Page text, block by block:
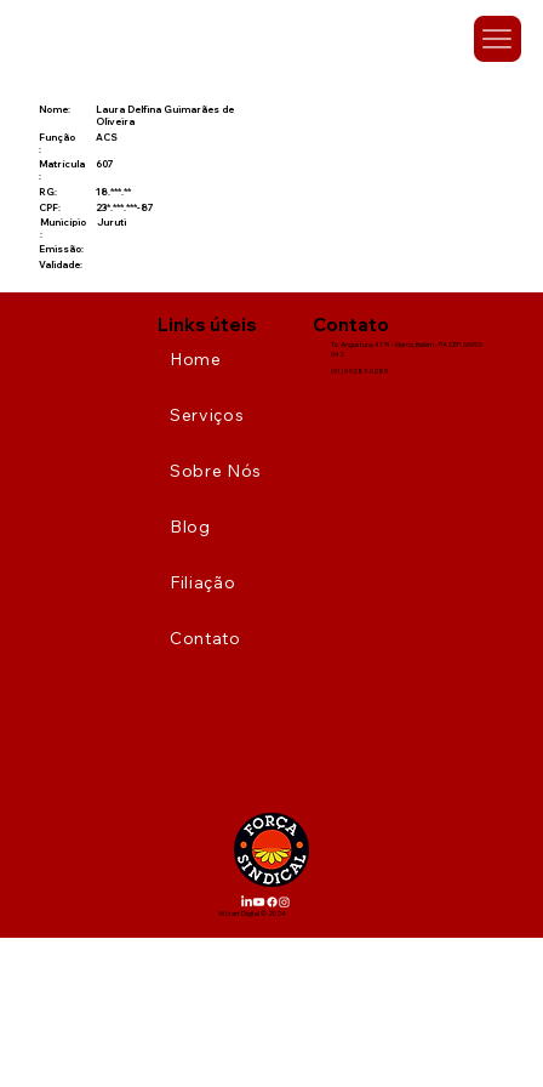
Nome:
Laura Delfina Guimarães de
Oliveira
Função
:
ACS
Matrícula
:
607
RG:
18.***.**
CPF:
23*.***.***-87
Município
:
Juruti
Emissão:
Validade:
Links úteis
Home
Serviços
Sobre Nós
Blog
Filiação
Contato
Contato
Tv. Angustura, 4174 - Marco, Belém - PA CEP: 66093-
042
(91) 9 9287-0289
Wizart Digital © 2024